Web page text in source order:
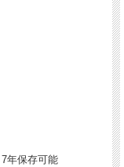
年保存可能